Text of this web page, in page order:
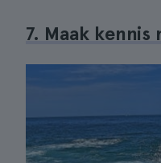
7. Maak